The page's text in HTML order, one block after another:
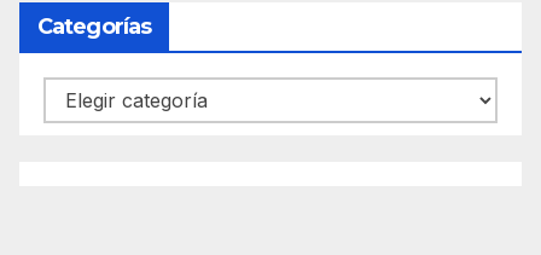
Categorías
Categorías